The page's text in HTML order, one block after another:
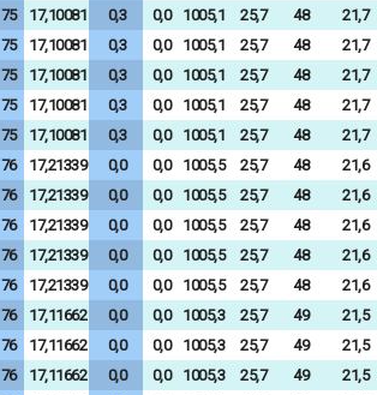
75 17,10081 0,3 0,0 1005,1 25,7 48
21,7
75 17,10081 0,3 0,0 1005,1 25,7 48
21,7
75 17,10081 0,3 0,0 1005,1 25,7 48
21,7
75 17,10081 0,3 0,0 1005,1 25,7 48
21,7
75 17,10081 0,3 0,0 1005,1 25,7 48
21,7
76 17,21339 0,0 0,0 1005,5 25,7 48
21,6
76 17,21339 0,0 0,0 1005,5 25,7 48
21,6
76 17,21339 0,0 0,0 1005,5 25,7 48
21,6
76 17,21339 0,0 0,0 1005,5 25,7 48
21,6
76 17,21339 0,0 0,0 1005,5 25,7 48
21,6
76 17,11662 0,0 0,0 1005,3 25,7 49
21,5
76 17,11662 0,0 0,0 1005,3 25,7 49
21,5
76 17,11662 0,0 0,0 1005,3 25,7 49
21,5